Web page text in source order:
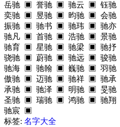
岳驰 ▣ 誉驰 ▣ 驰云 ▣ 钰驰
奕驰 ▣ 昱驰 ▣ 昀驰 ▣ 会驰
振驰 ▣ 驰书 ▣ 驰玮 ▣ 驰亦
驰凡 ▣ 首驰 ▣ 浩驰 ▣ 景驰
驰育 ▣ 星驰 ▣ 驰梁 ▣ 驰抒
骁驰 ▣ 蔚驰 ▣ 驰远 ▣ 骏驰
驰海 ▣ 驰翰 ▣ 巍驰 ▣ 羽驰
傲驰 ▣ 迈驰 ▣ 驰祥 ▣ 驰承
承驰 ▣ 驰泽 ▣ 明驰 ▣ 旻驰
圣驰 ▣ 瑞驰 ▣ 鸿驰 ▣ 驰翔
驰宸 ▣
标签: 名字大全